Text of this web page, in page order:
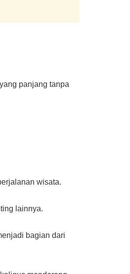
panjang tanpa
wisata.
lainnya.
bagian dari